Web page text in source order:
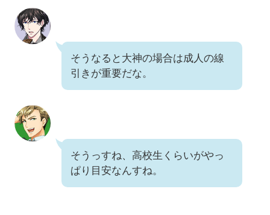
そうなると大神の場合は成人の線
引きが重要だな。
そうっすね、高校生くらいがやっ
ぱり目安なんすね。